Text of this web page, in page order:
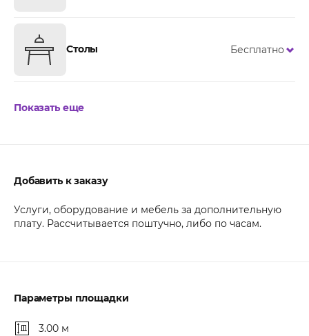
Столы Бесплатно
Показать еще
Добавить к заказу
Услуги, оборудование и мебель за дополнительную
плату. Рассчитывается поштучно, либо по часам.
Параметры площадки
3.00 м